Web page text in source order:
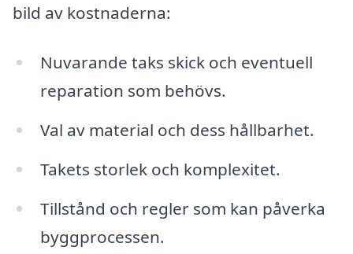
bild av kostnaderna:
Nuvarande taks skick och eventuell
reparation som behövs.
Val av material och dess hållbarhet.
Takets storlek och komplexitet.
Tillstånd och regler som kan påverka
byggprocessen.